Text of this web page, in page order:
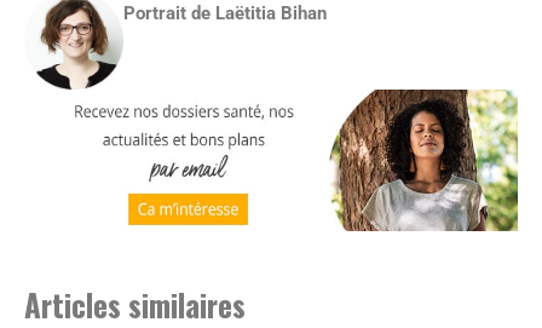
Portrait de Laëtitia Bihan
Articles similaires